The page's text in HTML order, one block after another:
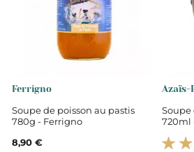
Ferrigno
Soupe de poisson au pastis
780g - Ferrigno
8,90 €
Azaïs-
Soupe
720ml